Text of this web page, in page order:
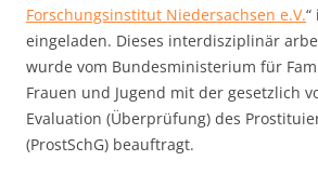
Forschungsinstitut Niedersachsen e.V.
eingeladen. Dieses interdisziplinär
wurde vom Bundesministerium für
Frauen und Jugend mit der gesetzlich
Evaluation (Überprüfung) des
(ProstSchG) beauftragt.